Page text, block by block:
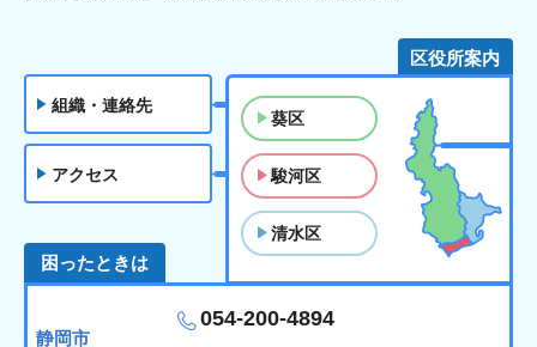
組織・連絡先
アクセス
区役所案内
葵区
駿河区
清水区
困ったときは
静岡市
054-200-4894